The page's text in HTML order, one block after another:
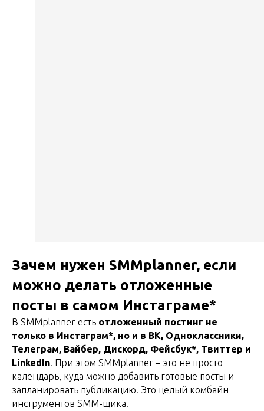
Зачем нужен SMMplanner, если
можно делать отложенные
посты в самом Инстаграме*
В SMMplanner есть отложенный постинг не
только в Инстаграм*, но и в ВК, Одноклассники,
Телеграм, Вайбер, Дискорд, Фейсбук*, Твиттер и
LinkedIn. При этом SMMplanner – это не просто
календарь, куда можно добавить готовые посты и
запланировать публикацию. Это целый комбайн
инструментов SMM-щика.